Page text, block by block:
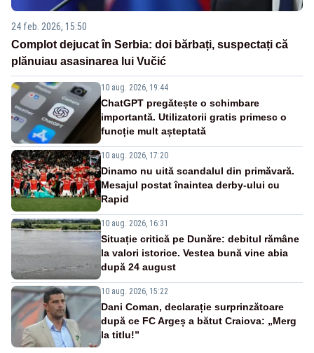
24 feb. 2026, 15:50
Complot dejucat în Serbia: doi bărbați, suspectați că
plănuiau asasinarea lui Vučić
10 aug. 2026, 19:44
ChatGPT pregătește o schimbare
importantă. Utilizatorii gratis primesc o
funcție mult așteptată
10 aug. 2026, 17:20
Dinamo nu uită scandalul din primăvară.
Mesajul postat înaintea derby-ului cu
Rapid
10 aug. 2026, 16:31
Situație critică pe Dunăre: debitul rămâne
la valori istorice. Vestea bună vine abia
după 24 august
10 aug. 2026, 15:22
Dani Coman, declarație surprinzătoare
după ce FC Argeș a bătut Craiova: „Merg
la titlu!”